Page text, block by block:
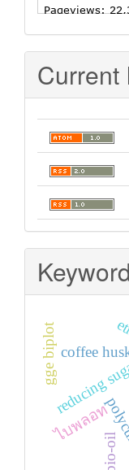
Current
reducing
bio-oil
coffee
ไบพลอท
gge biplot